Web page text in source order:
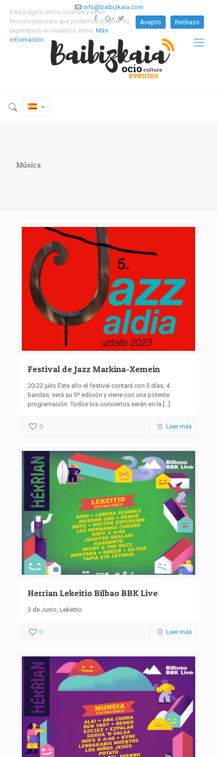
info@baibizkaia.com
Música
Festival de Jazz Markina-Xemein
20-22 julio Este año el festival contará con 3 días, 4
bandas, será su 5ª edición y viene con una potente
programación. Todos los conciertos serán en la
0 Leer más
Herrian Lekeitio Bilbao BBK Live
3 de Junio, Lekeitio.
0 Leer más
Esta página utiliza cookies y otras
tecnologías para que podamos mejorar su
experiencia en nuestros sitios: Más
información.
Acepto Rechazo